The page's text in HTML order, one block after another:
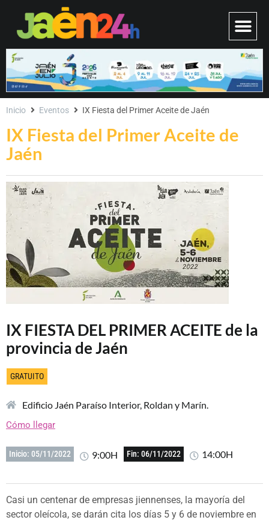
IX Fiesta del Primer Aceite de
Jaén
Inicio Eventos IX Fiesta del Primer Aceite de Jaén
IX FIESTA DEL PRIMER ACEITE de la
provincia de Jaén
GRATUITO
Edificio Jaén Paraíso Interior, Roldan y Marín.
Cómo llegar
Inicio: 05/11/2022 9:00H Fin: 06/11/2022 14:00H
Casi un centenar de empresas jiennenses, la mayoría del
sector oleícola, se darán cita los días 5 y 6 de noviembre en